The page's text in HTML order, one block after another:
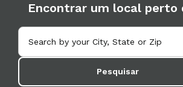
Encontrar um local perto
Pesquisar